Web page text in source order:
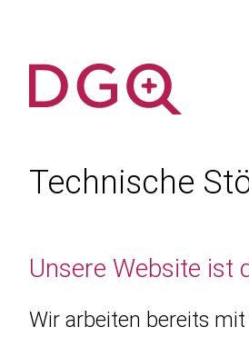
Technische
Unsere Website ist
Wir arbeiten bereits